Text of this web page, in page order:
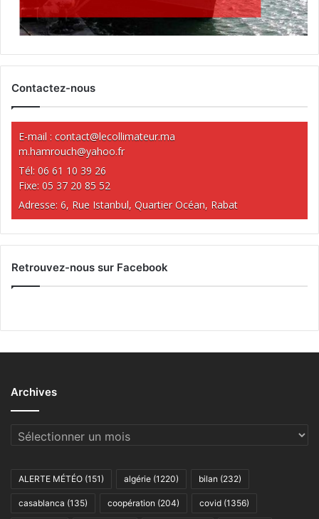
Contactez-nous
E-mail : contact@lecollimateur.ma
m.hamrouch@yahoo.fr
Tél: 06 61 10 39 26
Fixe: 05 37 20 85 52
Adresse: 6, Rue Istanbul, Quartier Océan, Rabat
Retrouvez-nous sur Facebook
Archives
Archives
ALERTE MÉTÉO (151) algérie (1220) bilan (232)
casablanca (135) coopération (204) covid (1356)